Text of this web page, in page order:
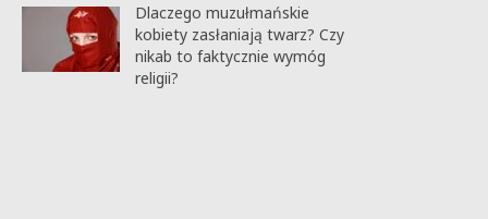
Dlaczego muzułmańskie
kobiety zasłaniają twarz? Czy
nikab to faktycznie wymóg
religii?